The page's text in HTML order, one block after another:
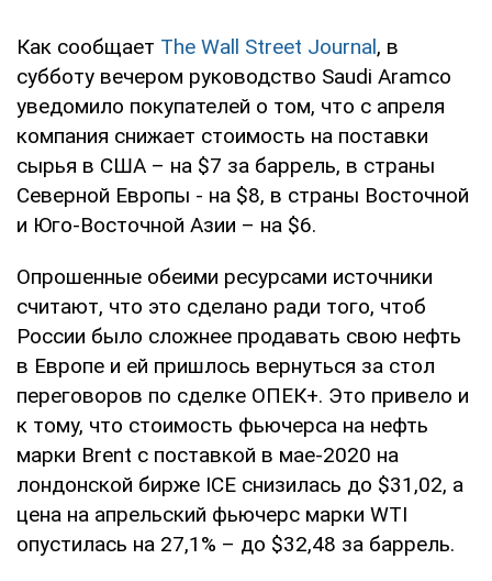
Как сообщает The Wall Street Journal, в
субботу вечером руководство Saudi Aramco
уведомило покупателей о том, что с апреля
компания снижает стоимость на поставки
сырья в США – на $7 за баррель, в страны
Северной Европы - на $8, в страны Восточной
и Юго-Восточной Азии – на $6.
Опрошенные обеими ресурсами источники
считают, что это сделано ради того, чтоб
России было сложнее продавать свою нефть
в Европе и ей пришлось вернуться за стол
переговоров по сделке ОПЕК+. Это привело и
к тому, что стоимость фьючерса на нефть
марки Brent с поставкой в мае-2020 на
лондонской бирже ICE снизилась до $31,02, а
цена на апрельский фьючерс марки WTI
опустилась на 27,1% – до $32,48 за баррель.